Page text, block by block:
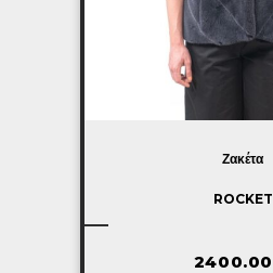
Ζακέτα
ROCKET
2400.00